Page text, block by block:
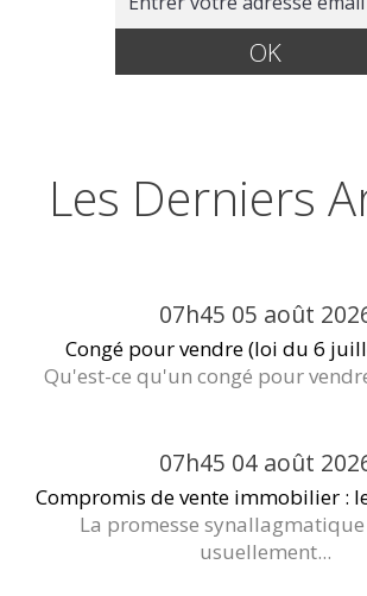
Les Derniers
07h45 05 août
Congé pour vendre (loi du 6
Qu'est-ce qu'un congé pour
07h45 04 août
Compromis de vente immobilier :
La promesse synallagmatique
usuellement...